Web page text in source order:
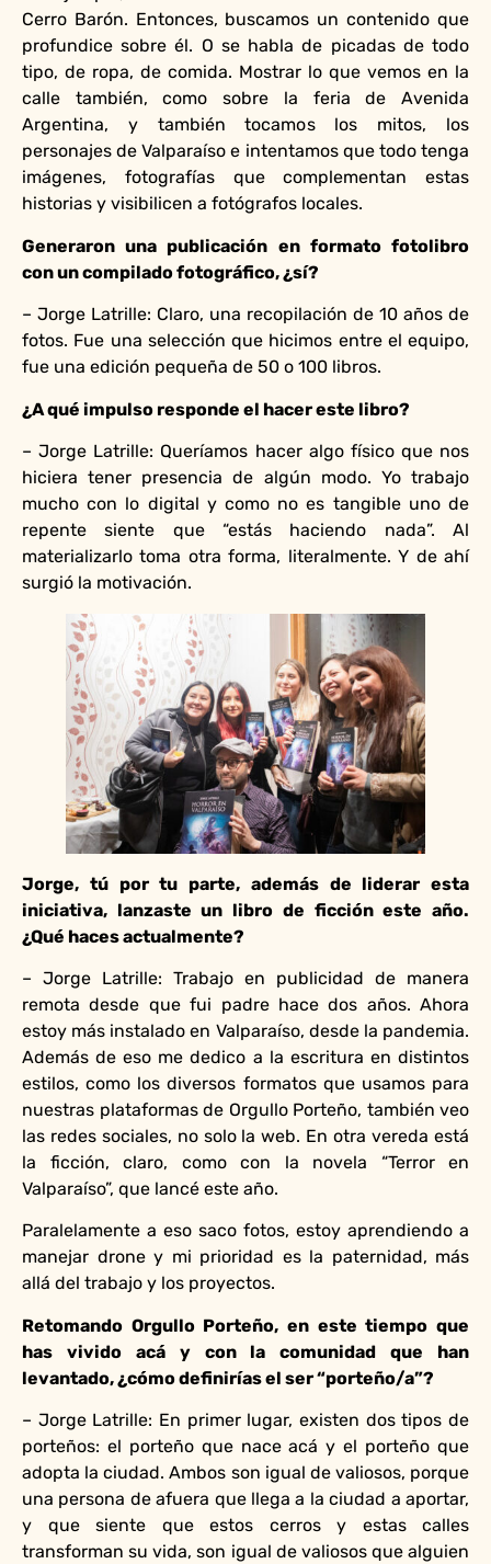
Cerro Barón. Entonces, buscamos un contenido que
profundice sobre él. O se habla de picadas de todo
tipo, de ropa, de comida. Mostrar lo que vemos en la
calle también, como sobre la feria de Avenida
Argentina, y también tocamos los mitos, los
personajes de Valparaíso e intentamos que todo tenga
imágenes, fotografías que complementan estas
historias y visibilicen a fotógrafos locales.
Generaron una publicación en formato fotolibro
con un compilado fotográfico, ¿sí?
– Jorge Latrille: Claro, una recopilación de 10 años de
fotos. Fue una selección que hicimos entre el equipo,
fue una edición pequeña de 50 o 100 libros.
¿A qué impulso responde el hacer este libro?
– Jorge Latrille: Queríamos hacer algo físico que nos
hiciera tener presencia de algún modo. Yo trabajo
mucho con lo digital y como no es tangible uno de
repente siente que “estás haciendo nada”. Al
materializarlo toma otra forma, literalmente. Y de ahí
surgió la motivación.
Jorge, tú por tu parte, además de liderar esta
iniciativa, lanzaste un libro de ficción este año.
¿Qué haces actualmente?
– Jorge Latrille: Trabajo en publicidad de manera
remota desde que fui padre hace dos años. Ahora
estoy más instalado en Valparaíso, desde la pandemia.
Además de eso me dedico a la escritura en distintos
estilos, como los diversos formatos que usamos para
nuestras plataformas de Orgullo Porteño, también veo
las redes sociales, no solo la web. En otra vereda está
la ficción, claro, como con la novela “Terror en
Valparaíso”, que lancé este año.
Paralelamente a eso saco fotos, estoy aprendiendo a
manejar drone y mi prioridad es la paternidad, más
allá del trabajo y los proyectos.
Retomando Orgullo Porteño, en este tiempo que
has vivido acá y con la comunidad que han
levantado, ¿cómo definirías el ser “porteño/a”?
– Jorge Latrille: En primer lugar, existen dos tipos de
porteños: el porteño que nace acá y el porteño que
adopta la ciudad. Ambos son igual de valiosos, porque
una persona de afuera que llega a la ciudad a aportar,
y que siente que estos cerros y estas calles
transforman su vida, son igual de valiosos que alguien